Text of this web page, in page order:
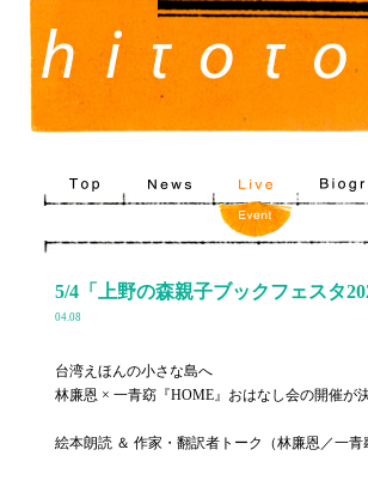
5/4「上野の森親子ブックフェスタ
04.08
台湾えほんの小さな島へ
林廉恩 × 一青窈『HOME』おはなし会の開催が
絵本朗読 ＆ 作家・翻訳者トーク（林廉恩／一青